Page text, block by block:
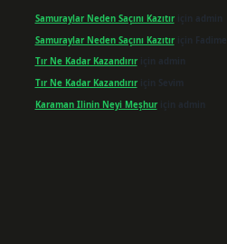
Samuraylar Neden Saçını Kazıtıriçin admin
Samuraylar Neden Saçını Kazıtıriçin Fadime
Tır Ne Kadar Kazandırıriçin admin
Tır Ne Kadar Kazandırıriçin Sevim
Karaman Ilinin Neyi Meşhuriçin admin